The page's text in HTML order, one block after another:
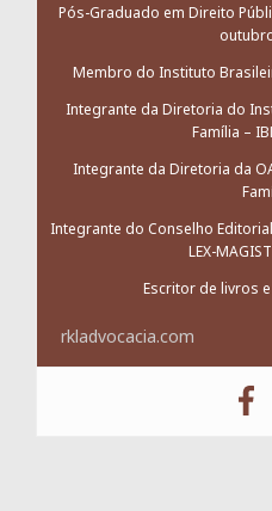
Pós-Graduado em Direito
Membro do Instituto
Integrante da Diretoria do
Família –
Integrante da Diretoria da
Integrante do Conselho Editorial
LEX-
Escritor de livros
rkladvocacia.com